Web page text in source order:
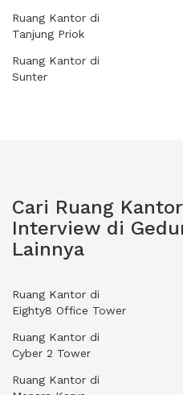
Ruang Kantor di
Tanjung Priok
Ruang Kantor di
Sunter
Cari Ruang
Interview di
Lainnya
Ruang Kantor di
Eighty8 Office Tower
Ruang Kantor di
Cyber 2 Tower
Ruang Kantor di